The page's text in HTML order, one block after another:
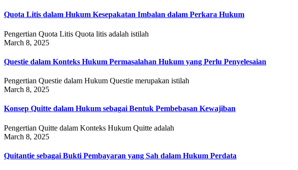
Quota Litis dalam Hukum Kesepakatan Imbalan dalam Perkara Hukum
Pengertian Quota Litis Quota litis adalah istilah
March 8, 2025
Questie dalam Konteks Hukum Permasalahan Hukum yang Perlu Penyelesaian
Pengertian Questie dalam Hukum Questie merupakan istilah
March 8, 2025
Konsep Quitte dalam Hukum sebagai Bentuk Pembebasan Kewajiban
Pengertian Quitte dalam Konteks Hukum Quitte adalah
March 8, 2025
Quitantie sebagai Bukti Pembayaran yang Sah dalam Hukum Perdata